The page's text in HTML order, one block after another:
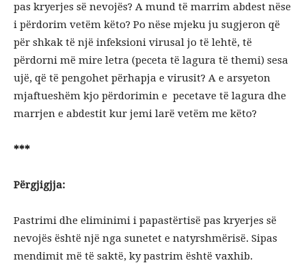
pas kryerjes së nevojës? A mund të marrim abdest nëse
i përdorim vetëm këto? Po nëse mjeku ju sugjeron që
për shkak të një infeksioni virusal jo të lehtë, të
përdorni më mire letra (peceta të lagura të themi) sesa
ujë, që të pengohet përhapja e virusit? A e arsyeton
mjaftueshëm kjo përdorimin e pecetave të lagura dhe
marrjen e abdestit kur jemi larë vetëm me këto?
***
Përgjigjja:
Pastrimi dhe eliminimi i papastërtisë pas kryerjes së
nevojës është një nga sunetet e natyrshmërisë. Sipas
mendimit më të saktë, ky pastrim është vaxhib.